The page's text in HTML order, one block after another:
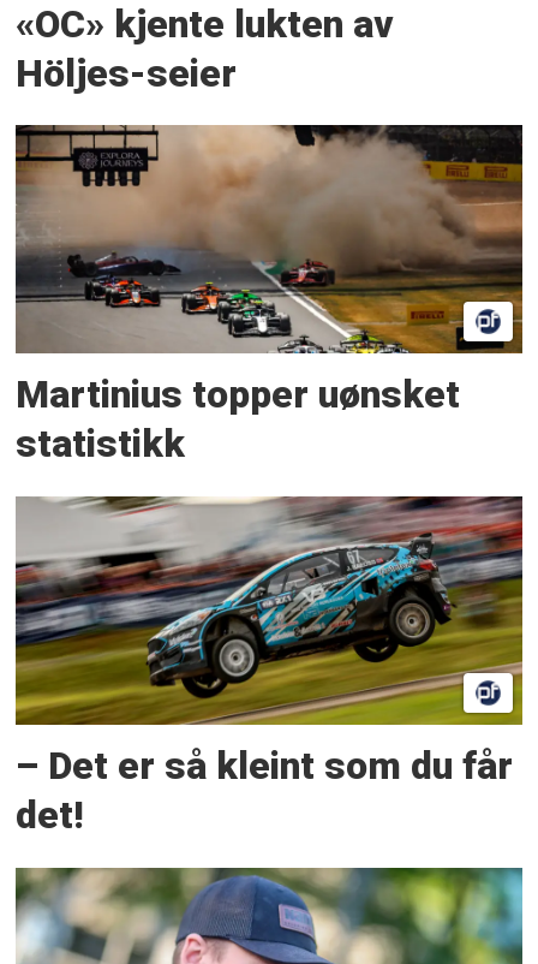
«OC» kjente lukten av
Höljes-seier
Martinius topper uønsket
statistikk
– Det er så kleint som du får
det!